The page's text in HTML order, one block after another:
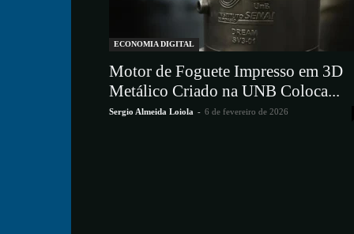
ECONOMIA DIGITAL
Motor de Foguete Impresso em 3D
Metálico Criado na UNB Coloca...
Sergio Almeida Loiola - 6 de fevereiro de 2026